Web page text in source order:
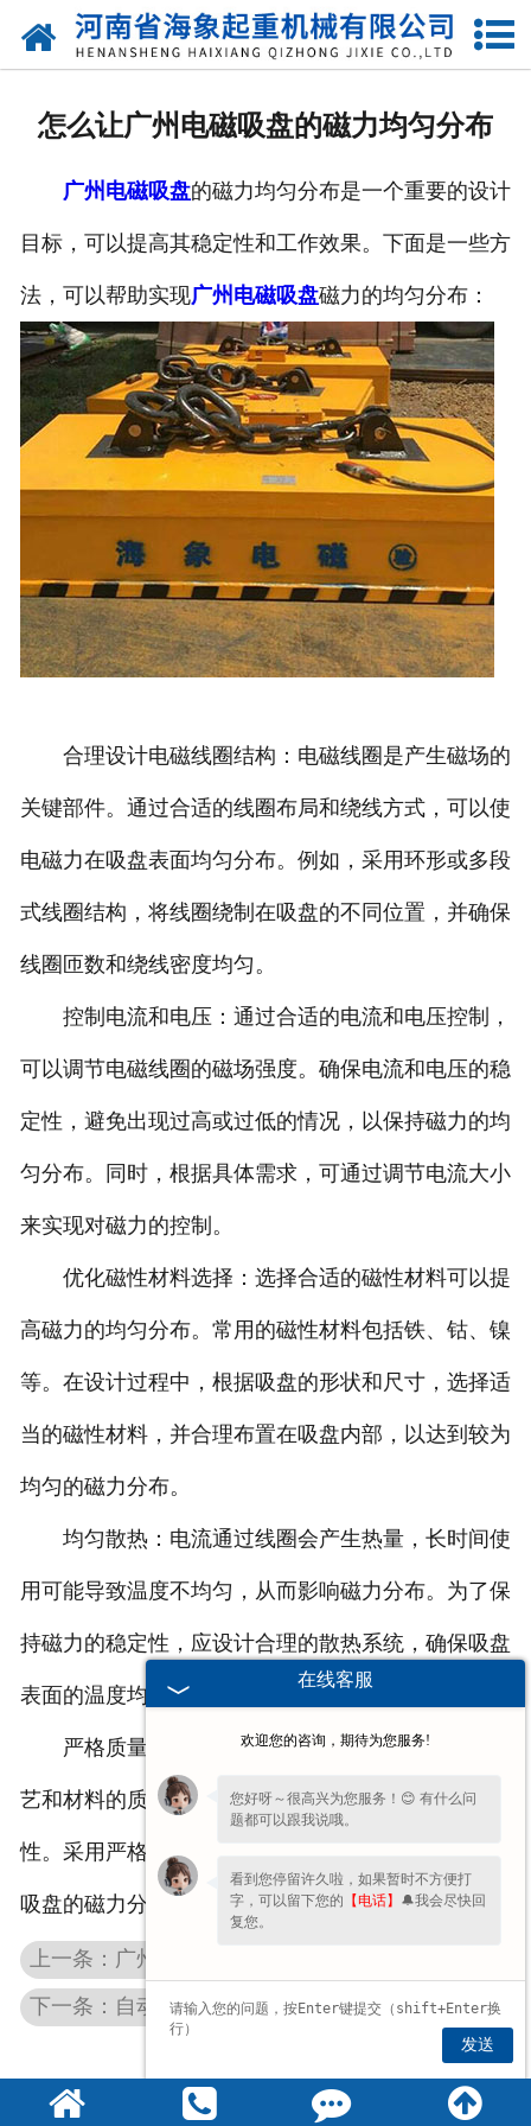
网站首页
厂区一角
案例展示
联系我们
怎么让广州电磁吸盘的磁力均匀分布
广州电磁吸盘的磁力均匀分布是一个重要的设计
目标，可以提高其稳定性和工作效果。下面是一些方
法，可以帮助实现广州电磁吸盘磁力的均匀分布：
合理设计电磁线圈结构：电磁线圈是产生磁场的
关键部件。通过合适的线圈布局和绕线方式，可以使
电磁力在吸盘表面均匀分布。例如，采用环形或多段
式线圈结构，将线圈绕制在吸盘的不同位置，并确保
线圈匝数和绕线密度均匀。
控制电流和电压：通过合适的电流和电压控制，
可以调节电磁线圈的磁场强度。确保电流和电压的稳
定性，避免出现过高或过低的情况，以保持磁力的均
匀分布。同时，根据具体需求，可通过调节电流大小
来实现对磁力的控制。
优化磁性材料选择：选择合适的磁性材料可以提
高磁力的均匀分布。常用的磁性材料包括铁、钴、镍
等。在设计过程中，根据吸盘的形状和尺寸，选择适
当的磁性材料，并合理布置在吸盘内部，以达到较为
均匀的磁力分布。
均匀散热：电流通过线圈会产生热量，长时间使
用可能导致温度不均匀，从而影响磁力分布。为了保
持磁力的稳定性，应设计合理的散热系统，确保吸盘
表面的温度均匀分布，避免出现局部过热的情况。
严格质量控制：在制造过程中，严格控制制造工
艺和材料的质量，确保各个部件的制作精度和一致
性。采用严格的质量检测和测试方法，验证各个电磁
吸盘的磁力分布是否符合设计要求。
上一条：广州圆形电磁吸盘的热变数非常小
下一条：自动化搬运吊装时为什么会用广州电磁吸盘
在线客服
欢迎您的咨询，期待为您服务!
您好呀～很高兴为您服务！😊 有什么问
题都可以跟我说哦。
看到您停留许久啦，如果暂时不方便打
字，可以留下您的 【电话】 🔔我会尽快回
复您。
发送